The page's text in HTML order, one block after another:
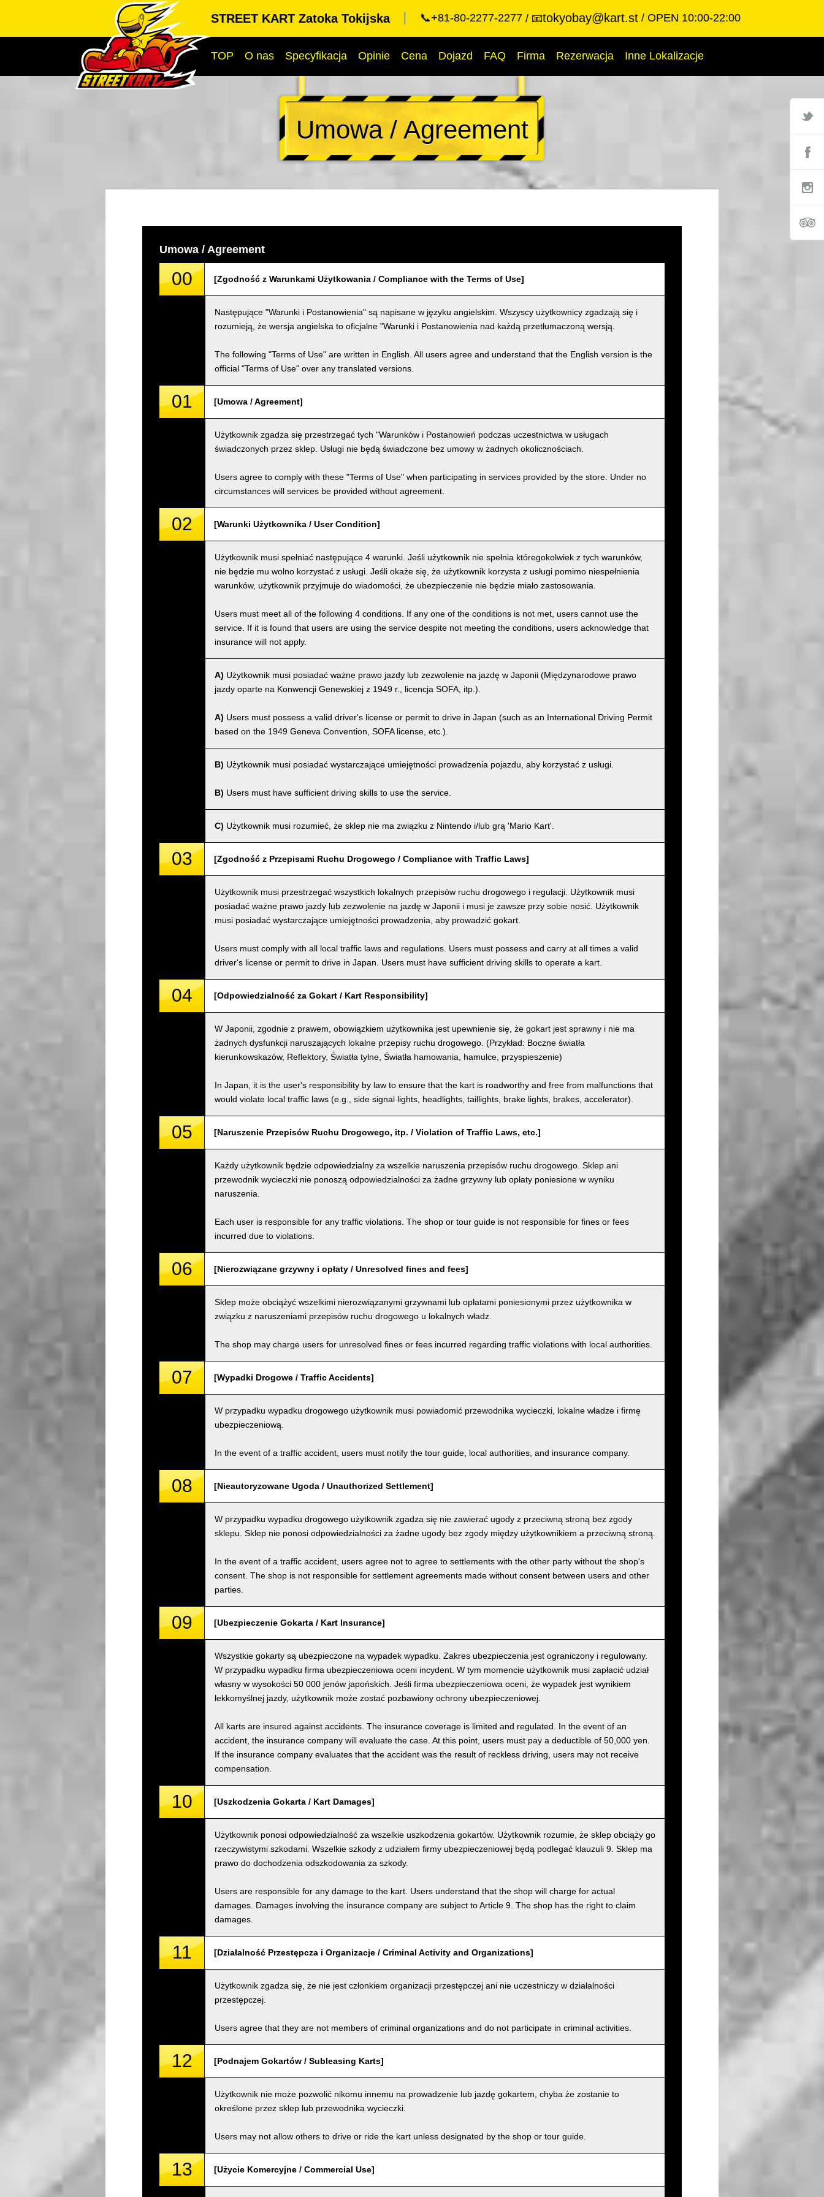
STREET KART Zatoka Tokijska 📞+81-80-2277-2277 📧tokyobay@kart.st OPEN 10:00-22:00
TOP O nas Specyfikacja Opinie Cena Dojazd FAQ Firma Rezerwacja Inne Lokalizacje
Umowa / Agreement
Umowa / Agreement
00 [Zgodność z Warunkami Użytkowania / Compliance with the Terms of Use]
Następujące "Warunki i Postanowienia" są napisane w języku angielskim. Wszyscy użytkownicy zgadzają się i
rozumieją, że wersja angielska to oficjalne "Warunki i Postanowienia nad każdą przetłumaczoną wersją.
The following "Terms of Use" are written in English. All users agree and understand that the English version is the
official "Terms of Use" over any translated versions.
01 [Umowa / Agreement]
Użytkownik zgadza się przestrzegać tych "Warunków i Postanowień podczas uczestnictwa w usługach
świadczonych przez sklep. Usługi nie będą świadczone bez umowy w żadnych okolicznościach.
Users agree to comply with these "Terms of Use" when participating in services provided by the store. Under no
circumstances will services be provided without agreement.
02 [Warunki Użytkownika / User Condition]
Użytkownik musi spełniać następujące 4 warunki. Jeśli użytkownik nie spełnia któregokolwiek z tych warunków,
nie będzie mu wolno korzystać z usługi. Jeśli okaże się, że użytkownik korzysta z usługi pomimo niespełnienia
warunków, użytkownik przyjmuje do wiadomości, że ubezpieczenie nie będzie miało zastosowania.
Users must meet all of the following 4 conditions. If any one of the conditions is not met, users cannot use the
service. If it is found that users are using the service despite not meeting the conditions, users acknowledge that
insurance will not apply.
A) Użytkownik musi posiadać ważne prawo jazdy lub zezwolenie na jazdę w Japonii (Międzynarodowe prawo
jazdy oparte na Konwencji Genewskiej z 1949 r., licencja SOFA, itp.).
A) Users must possess a valid driver's license or permit to drive in Japan (such as an International Driving Permit
based on the 1949 Geneva Convention, SOFA license, etc.).
B) Użytkownik musi posiadać wystarczające umiejętności prowadzenia pojazdu, aby korzystać z usługi.
B) Users must have sufficient driving skills to use the service.
C) Użytkownik musi rozumieć, że sklep nie ma związku z Nintendo i/lub grą 'Mario Kart'.
03 [Zgodność z Przepisami Ruchu Drogowego / Compliance with Traffic Laws]
Użytkownik musi przestrzegać wszystkich lokalnych przepisów ruchu drogowego i regulacji. Użytkownik musi
posiadać ważne prawo jazdy lub zezwolenie na jazdę w Japonii i musi je zawsze przy sobie nosić. Użytkownik
musi posiadać wystarczające umiejętności prowadzenia, aby prowadzić gokart.
Users must comply with all local traffic laws and regulations. Users must possess and carry at all times a valid
driver's license or permit to drive in Japan. Users must have sufficient driving skills to operate a kart.
04 [Odpowiedzialność za Gokart / Kart Responsibility]
W Japonii, zgodnie z prawem, obowiązkiem użytkownika jest upewnienie się, że gokart jest sprawny i nie ma
żadnych dysfunkcji naruszających lokalne przepisy ruchu drogowego. (Przykład: Boczne światła
kierunkowskazów, Reflektory, Światła tylne, Światła hamowania, hamulce, przyspieszenie)
In Japan, it is the user's responsibility by law to ensure that the kart is roadworthy and free from malfunctions that
would violate local traffic laws (e.g., side signal lights, headlights, taillights, brake lights, brakes, accelerator).
05 [Naruszenie Przepisów Ruchu Drogowego, itp. / Violation of Traffic Laws, etc.]
Każdy użytkownik będzie odpowiedzialny za wszelkie naruszenia przepisów ruchu drogowego. Sklep ani
przewodnik wycieczki nie ponoszą odpowiedzialności za żadne grzywny lub opłaty poniesione w wyniku
naruszenia.
Each user is responsible for any traffic violations. The shop or tour guide is not responsible for fines or fees
incurred due to violations.
06 [Nierozwiązane grzywny i opłaty / Unresolved fines and fees]
Sklep może obciążyć wszelkimi nierozwiązanymi grzywnami lub opłatami poniesionymi przez użytkownika w
związku z naruszeniami przepisów ruchu drogowego u lokalnych władz.
The shop may charge users for unresolved fines or fees incurred regarding traffic violations with local authorities.
07 [Wypadki Drogowe / Traffic Accidents]
W przypadku wypadku drogowego użytkownik musi powiadomić przewodnika wycieczki, lokalne władze i firmę
ubezpieczeniową.
In the event of a traffic accident, users must notify the tour guide, local authorities, and insurance company.
08 [Nieautoryzowane Ugoda / Unauthorized Settlement]
W przypadku wypadku drogowego użytkownik zgadza się nie zawierać ugody z przeciwną stroną bez zgody
sklepu. Sklep nie ponosi odpowiedzialności za żadne ugody bez zgody między użytkownikiem a przeciwną stroną.
In the event of a traffic accident, users agree not to agree to settlements with the other party without the shop's
consent. The shop is not responsible for settlement agreements made without consent between users and other
parties.
09 [Ubezpieczenie Gokarta / Kart Insurance]
Wszystkie gokarty są ubezpieczone na wypadek wypadku. Zakres ubezpieczenia jest ograniczony i regulowany.
W przypadku wypadku firma ubezpieczeniowa oceni incydent. W tym momencie użytkownik musi zapłacić udział
własny w wysokości 50 000 jenów japońskich. Jeśli firma ubezpieczeniowa oceni, że wypadek jest wynikiem
lekkomyślnej jazdy, użytkownik może zostać pozbawiony ochrony ubezpieczeniowej.
All karts are insured against accidents. The insurance coverage is limited and regulated. In the event of an
accident, the insurance company will evaluate the case. At this point, users must pay a deductible of 50,000 yen.
If the insurance company evaluates that the accident was the result of reckless driving, users may not receive
compensation.
10 [Uszkodzenia Gokarta / Kart Damages]
Użytkownik ponosi odpowiedzialność za wszelkie uszkodzenia gokartów. Użytkownik rozumie, że sklep obciąży go
rzeczywistymi szkodami. Wszelkie szkody z udziałem firmy ubezpieczeniowej będą podlegać klauzuli 9. Sklep ma
prawo do dochodzenia odszkodowania za szkody.
Users are responsible for any damage to the kart. Users understand that the shop will charge for actual
damages. Damages involving the insurance company are subject to Article 9. The shop has the right to claim
damages.
11 [Działalność Przestępcza i Organizacje / Criminal Activity and Organizations]
Użytkownik zgadza się, że nie jest członkiem organizacji przestępczej ani nie uczestniczy w działalności
przestępczej.
Users agree that they are not members of criminal organizations and do not participate in criminal activities.
12 [Podnajem Gokartów / Subleasing Karts]
Użytkownik nie może pozwolić nikomu innemu na prowadzenie lub jazdę gokartem, chyba że zostanie to
określone przez sklep lub przewodnika wycieczki.
Users may not allow others to drive or ride the kart unless designated by the shop or tour guide.
13 [Użycie Komercyjne / Commercial Use]